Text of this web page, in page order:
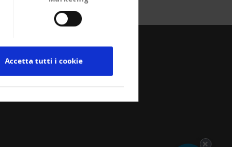
Accetta tutti i cookie